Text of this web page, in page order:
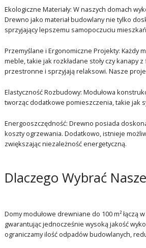
Ekologiczne Materiały: W naszych domach
Drewno jako materiał budowlany nie tylko
sprzyjający lepszemu samopoczuciu
Przemyślane i Ergonomiczne Projekty:
meble, takie jak rozkładane stoły czy kanapy
przestronne i sprzyjają relaksowi. Nasze
Elastyczność Rozbudowy: Modułowa
tworząc dodatkowe pomieszczenia, takie jak
Energooszczędność: Drewno posiada
koszty ogrzewania. Dodatkowo, istnieje
zwiększając niezależność energetyczną.
Dlaczego Wybrać
Domy modułowe drewniane do 100 m²
gwarantując jednocześnie wysoką jakość
ograniczamy ilość odpadów budowlanych,